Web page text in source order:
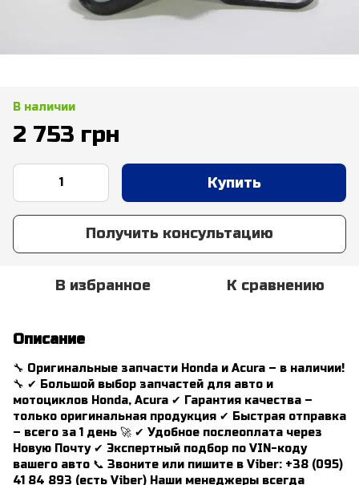
В наличии
2 753 грн
Купить
Получить консультацию
В избранное К сравнению
Описание
🔧 Оригинальные запчасти Honda и Acura – в наличии!
🔧 ✔ Большой выбор запчастей для авто и
мотоциклов Honda, Acura ✔ Гарантия качества –
только оригинальная продукция ✔ Быстрая отправка
– всего за 1 день 🚀 ✔ Удобное послеоплата через
Новую Почту ✔ Экспертный подбор по VIN-коду
вашего авто 📞 Звоните или пишите в Viber: +38 (095)
41 84 893 (есть Viber) Наши менеджеры всегда